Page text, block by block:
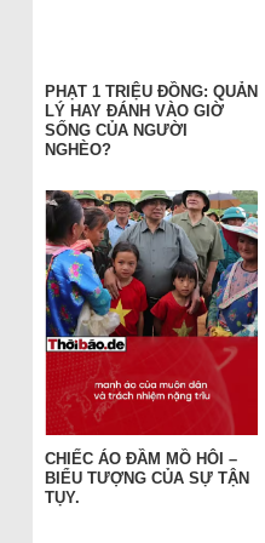
PHẠT 1 TRIỆU ĐỒNG: QUẢN
LÝ HAY ĐÁNH VÀO GIỜ
SỐNG CỦA NGƯỜI
NGHÈO?
CHIẾC ÁO ĐẦM MỒ HÔI –
BIỂU TƯỢNG CỦA SỰ TẬN
TỤY.